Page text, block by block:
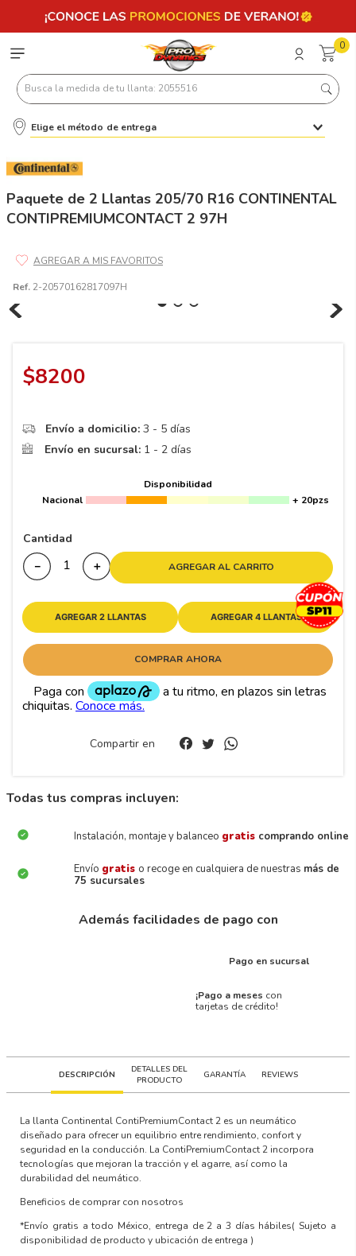
0
Busca la medida de tu llanta: 2055516
Elige el método de entrega
Paquete de 2 Llantas 205/70 R16 CONTINENTAL
CONTIPREMIUMCONTACT 2 97H
Ref. 2-20570162817097H
$8200
Envío a domicilio: 3 - 5 días
Envío en sucursal: 1 - 2 días
Disponibilidad
Nacional
+ 20pzs
Cantidad
＋
－ AGREGAR AL CARRITO
AGREGAR 2 LLANTAS AGREGAR 4 LLANTAS
COMPRAR AHORA
Compartir en
Todas tus compras incluyen:
Instalación, montaje y balanceo gratis comprando online
Envío gratis o recoge en cualquiera de nuestras más de
75 sucursales
Además facilidades de pago con
Pago en sucursal
¡Pago a meses con
tarjetas de crédito!
DESCRIPCIÓN
DETALLES DEL
PRODUCTO
GARANTÍA REVIEWS
La llanta Continental ContiPremiumContact 2 es un neumático
diseñado para ofrecer un equilibrio entre rendimiento, confort y
seguridad en la conducción. La ContiPremiumContact 2 incorpora
tecnologías que mejoran la tracción y el agarre, así como la
durabilidad del neumático.
Beneficios de comprar con nosotros
*Envío gratis a todo México, entrega de 2 a 3 días hábiles( Sujeto a
disponibilidad de producto y ubicación de entrega )
Términos más buscados
.
3 225
6 185